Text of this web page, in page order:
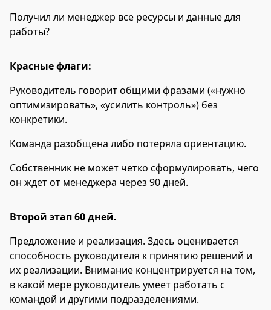
Получил ли менеджер все ресурсы и данные для
работы?
Красные флаги:
Руководитель говорит общими фразами («нужно
оптимизировать», «усилить контроль») без
конкретики.
Команда разобщена либо потеряла ориентацию.
Собственник не может четко сформулировать, чего
он ждет от менеджера через 90 дней.
Второй этап 60 дней.
Предложение и реализация. Здесь оценивается
способность руководителя к принятию решений и
их реализации. Внимание концентрируется на том,
в какой мере руководитель умеет работать с
командой и другими подразделениями.